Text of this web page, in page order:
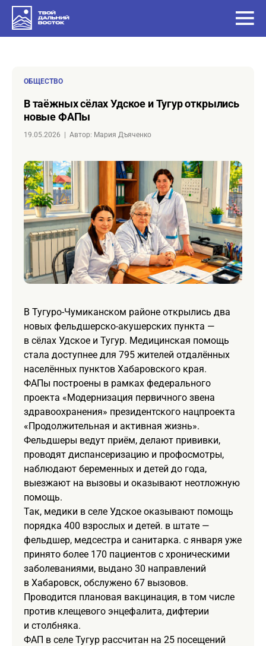
ОБЩЕСТВО
в таёжных сёлах Удское и Тугур открылись
новые ФАПы
19.05.2026 Автор: Мария Дъяченко
В Тугуро-Чумиканском районе открылись два
новых фельдшерско-акушерских пункта —
в сёлах Удское и Тугур. Медицинская помощь
стала доступнее для 795 жителей отдалённых
населённых пунктов Хабаровского края.
ФАПы построены в рамках федерального
проекта «Модернизация первичного звена
здравоохранения» президентского нацпроекта
«Продолжительная и активная жизнь».
Фельдшеры ведут приём, делают прививки,
проводят диспансеризацию и профосмотры,
наблюдают беременных и детей до года,
выезжают на вызовы и оказывают неотложную
помощь.
Так, медики в селе Удское оказывают помощь
порядка 400 взрослых и детей. в штате —
фельдшер, медсестра и санитарка. с января уже
принято более 170 пациентов с хроническими
заболеваниями, выдано 30 направлений
в Хабаровск, обслужено 67 вызовов.
Проводится плановая вакцинация, в том числе
против клещевого энцефалита, дифтерии
и столбняка.
ФАП в селе Тугур рассчитан на 25 посещений